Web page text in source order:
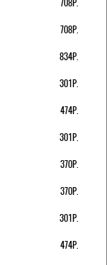
708Р.
834Р.
301Р.
474Р.
301Р.
370Р.
370Р.
301Р.
474Р.